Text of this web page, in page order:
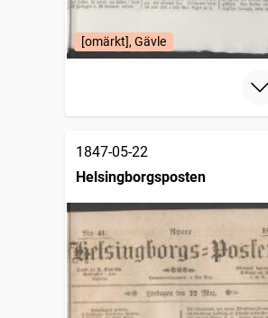
[omärkt], Gävle
1847-05-22
Helsingborgsposten